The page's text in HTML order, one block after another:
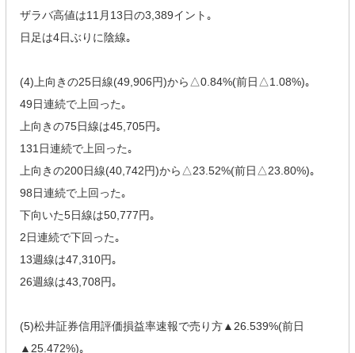
ザラバ高値は11月13日の3,389イント｡
日足は4日ぶりに陰線｡
(4)上向きの25日線(49,906円)から△0.84%(前日△1.08%)｡
49日連続で上回った｡
上向きの75日線は45,705円｡
131日連続で上回った｡
上向きの200日線(40,742円)から△23.52%(前日△23.80%)｡
98日連続で上回った｡
下向いた5日線は50,777円｡
2日連続で下回った｡
13週線は47,310円｡
26週線は43,708円｡
(5)松井証券信用評価損益率速報で売り方▲26.539%(前日
▲25.472%)｡